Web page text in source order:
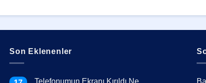
Son Eklenenler